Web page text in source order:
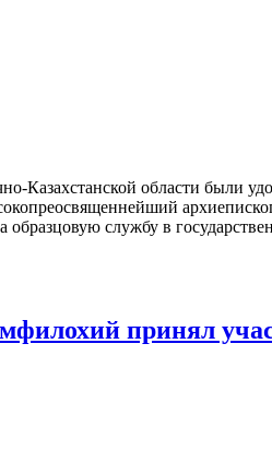
Казахстанской области были
образцовую службу в
принял